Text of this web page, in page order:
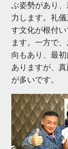
ぶ姿勢があり
力します。礼
す文化が根付
ます。一方で
向もあり、最
ありますが、
が多いです。